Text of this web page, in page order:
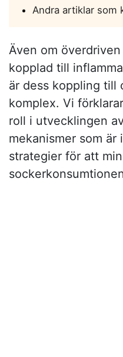
Andra artiklar som
Även om
kopplad till
är dess koppling till
komplex. Vi
roll i utvecklingen
mekanismer som är
strategier för att